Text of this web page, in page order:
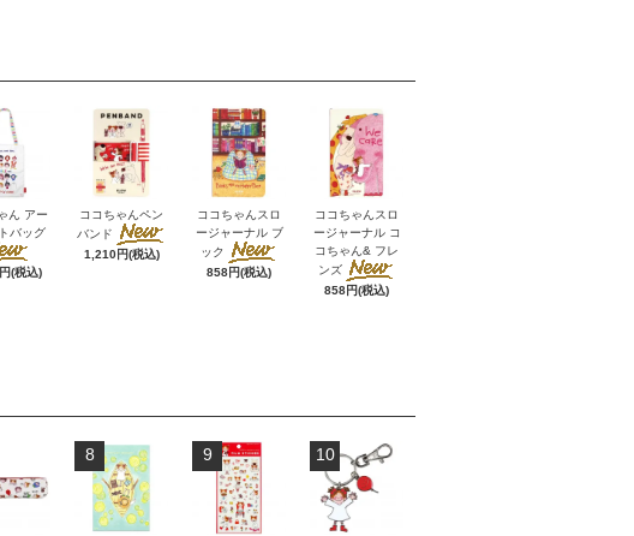
ん アー
バッグ
(税込)
ココちゃんペン
バンド
1,210円(税込)
ココちゃんスロ
ージャーナル ブ
ック
858円(税込)
ココちゃんスロ
ージャーナル コ
コちゃん& フレ
ンズ
858円(税込)
8 9 10